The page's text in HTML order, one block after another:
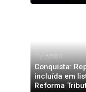
11/12/2024
Conquista:
incluída em
Reforma